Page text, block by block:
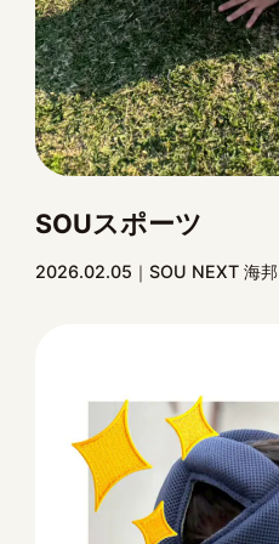
SOUスポーツ
2026.02.05 SOU NEXT 海邦